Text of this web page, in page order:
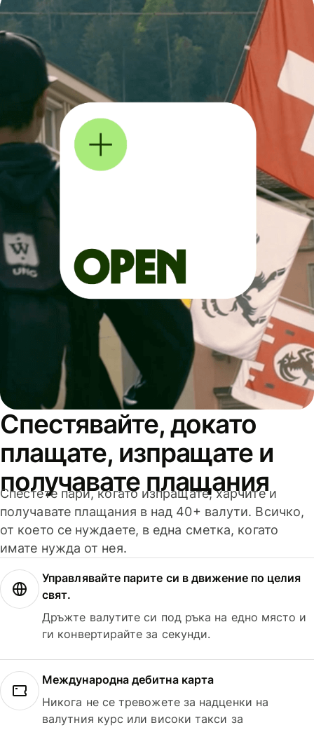
Спестявайте, докато
плащате, изпращате и
получавате плащания
Спестете пари, когато изпращате, харчите и
получавате плащания в над 40+ валути. Всичко,
от което се нуждаете, в една сметка, когато
имате нужда от нея.
Управлявайте парите си в движение по целия
свят.
Дръжте валутите си под ръка на едно място и
ги конвертирайте за секунди.
Международна дебитна карта
Никога не се тревожете за надценки на
валутния курс или високи такси за